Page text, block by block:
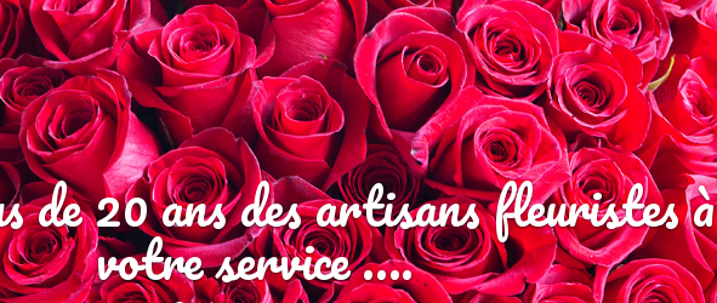
de 20 ans des artisans fleuristes à
votre service ….